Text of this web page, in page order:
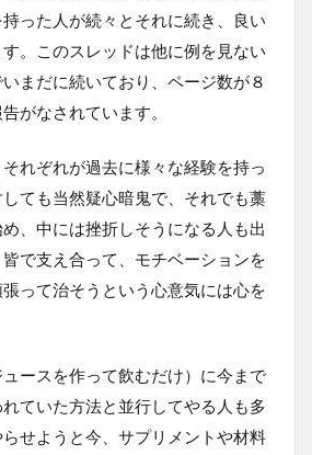
った人が続々とそれに続き、良い
。このスレッドは他に例を見ない
まだに続いており、ページ数が８
がなされています。
れぞれが過去に様々な経験を持っ
ても当然疑心暗鬼で、それでも藁
、中には挫折しそうになる人も出
で支え合って、モチベーションを
って治そうという心意気には心を
ースを作って飲むだけ）に今まで
ていた方法と並行してやる人も多
せようと今、サプリメントや材料